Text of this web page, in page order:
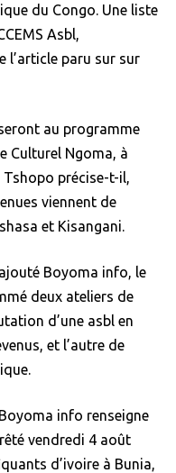
du Congo. Une liste
Asbl,
l’article paru sur sur
au programme
Culturel Ngoma, à
précise-t-il,
viennent de
et Kisangani.
Boyoma info, le
deux ateliers de
d’une asbl en
et l’autre de
info renseigne
vendredi 4 août
d’ivoire à Bunia,